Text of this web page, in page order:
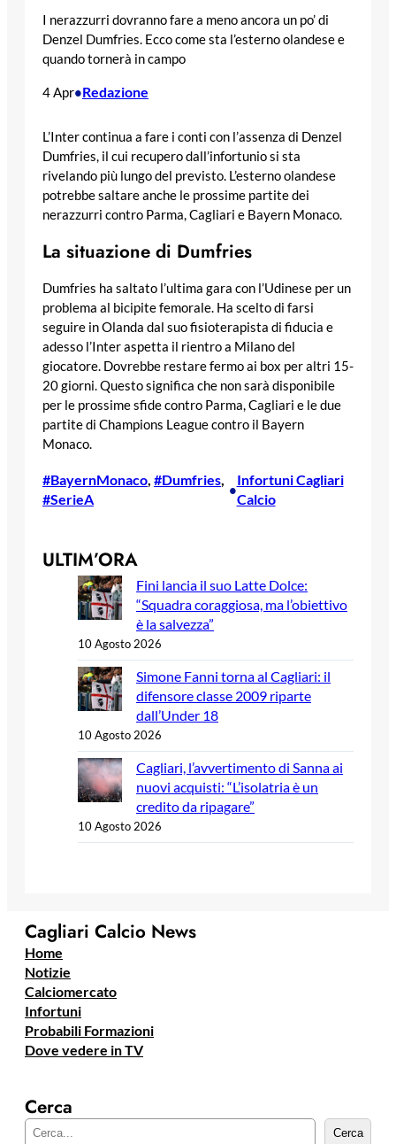
I nerazzurri dovranno fare a meno ancora un po’ di
Denzel Dumfries. Ecco come sta l’esterno olandese e
quando tornerà in campo
4 Apr•Redazione
L’Inter continua a fare i conti con l’assenza di Denzel
Dumfries, il cui recupero dall’infortunio si sta
rivelando più lungo del previsto. L’esterno olandese
potrebbe saltare anche le prossime partite dei
nerazzurri contro Parma, Cagliari e Bayern Monaco.
La situazione di Dumfries
Dumfries ha saltato l’ultima gara con l’Udinese per un
problema al bicipite femorale. Ha scelto di farsi
seguire in Olanda dal suo fisioterapista di fiducia e
adesso l’Inter aspetta il rientro a Milano del
giocatore. Dovrebbe restare fermo ai box per altri 15-
20 giorni. Questo significa che non sarà disponibile
per le prossime sfide contro Parma, Cagliari e le due
partite di Champions League contro il Bayern
Monaco.
#BayernMonaco, #Dumfries
#SerieA
•
Infortuni Cagliari
Calcio
ULTIM’ORA
Fini lancia il suo Latte Dolce:
“Squadra coraggiosa, ma l’obiettivo
è la salvezza”
10 Agosto 2026
Simone Fanni torna al Cagliari: il
difensore classe 2009 riparte
dall’Under 18
10 Agosto 2026
Cagliari, l’avvertimento di Sanna ai
nuovi acquisti: “L’isolatria è un
credito da ripagare”
10 Agosto 2026
Cagliari Calcio News
Home
Notizie
Calciomercato
Infortuni
Probabili Formazioni
Dove vedere in TV
Cerca
Cerca